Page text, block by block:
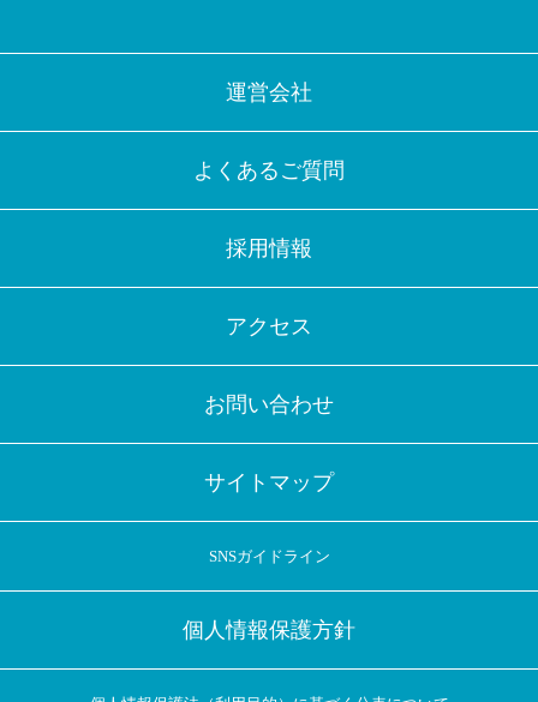
運営会社
よくあるご質問
採用情報
アクセス
お問い合わせ
サイトマップ
SNSガイドライン
個人情報保護方針